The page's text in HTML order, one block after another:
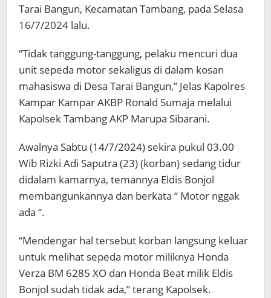
Tarai Bangun, Kecamatan Tambang, pada Selasa
16/7/2024 lalu.
“Tidak tanggung-tanggung, pelaku mencuri dua
unit sepeda motor sekaligus di dalam kosan
mahasiswa di Desa Tarai Bangun,” Jelas Kapolres
Kampar Kampar AKBP Ronald Sumaja melalui
Kapolsek Tambang AKP Marupa Sibarani.
Awalnya Sabtu (14/7/2024) sekira pukul 03.00
Wib Rizki Adi Saputra (23) (korban) sedang tidur
didalam kamarnya, temannya Eldis Bonjol
membangunkannya dan berkata “ Motor nggak
ada “.
“Mendengar hal tersebut korban langsung keluar
untuk melihat sepeda motor miliknya Honda
Verza BM 6285 XO dan Honda Beat milik Eldis
Bonjol sudah tidak ada,” terang Kapolsek.